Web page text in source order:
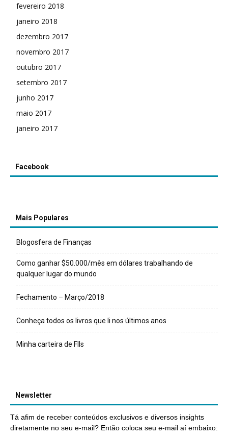
fevereiro 2018
janeiro 2018
dezembro 2017
novembro 2017
outubro 2017
setembro 2017
junho 2017
maio 2017
janeiro 2017
Facebook
Mais Populares
Blogosfera de Finanças
Como ganhar $50.000/mês em dólares trabalhando de
qualquer lugar do mundo
Fechamento – Março/2018
Conheça todos os livros que li nos últimos anos
Minha carteira de FIIs
Newsletter
Tá afim de receber conteúdos exclusivos e diversos insights
diretamente no seu e-mail? Então coloca seu e-mail aí embaixo: